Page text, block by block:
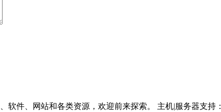
件、网站和各类资源，欢迎前来探索。 主机|服务器支持：